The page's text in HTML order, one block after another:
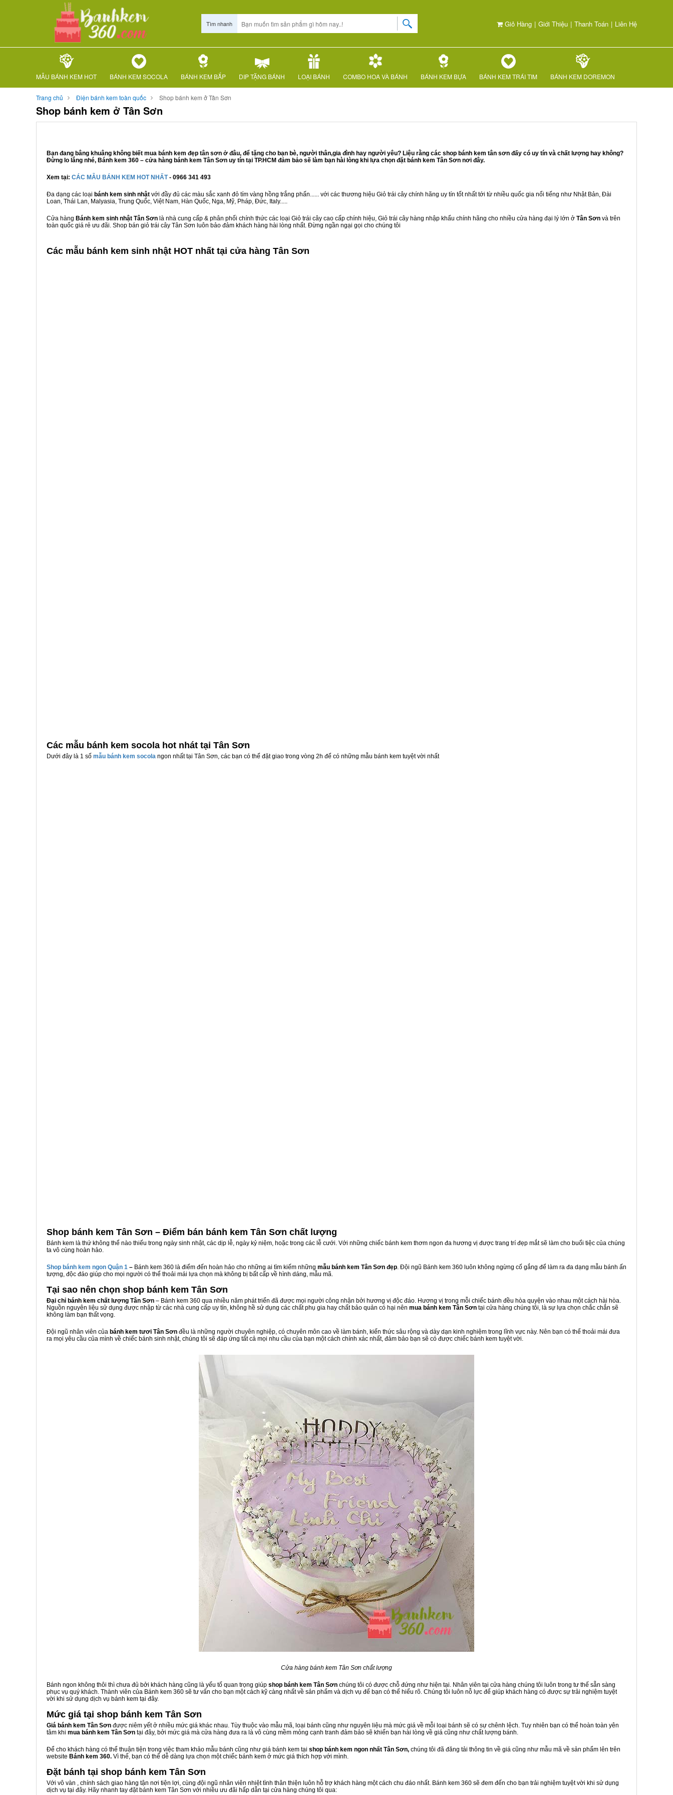
Giỏ Hàng | Giới Thiệu | Thanh Toán | Liên Hệ
Tìm nhanh
MẪU BÁNH KEM HOT BÁNH KEM SOCOLA BÁNH KEM BẮP DIP TẶNG BÁNH LOẠI BÁNH COMBO HOA VÀ BÁNH BÁNH KEM BỰA BÁNH KEM TRÁI TIM BÁNH KEM DOREMON
Trang chủ Điện bánh kem toàn quốc Shop bánh kem ở Tân Sơn
Shop bánh kem ở Tân Sơn
Bạn đang bâng khuâng không biết mua bánh kem đẹp tân sơn ở đâu, để tặng cho bạn bè, người thân,gia đình hay người yêu? Liệu rằng các shop bánh kem tân sơn đấy có uy tín và chất lượng hay không?
Đừng lo lắng nhé, Bánh kem 360 – cửa hàng bánh kem Tân Sơn uy tín tại TP.HCM đảm bảo sẽ làm bạn hài lòng khi lựa chọn đặt bánh kem Tân Sơn nơi đây.
Xem tại: CÁC MẪU BÁNH KEM HOT NHẤT- 0966 341 493
Đa dạng các loại bánh kem sinh nhật với đầy đủ các màu sắc xanh đỏ tím vàng hồng trắng phấn...... với các thương hiệu Giỏ trái cây chính hãng uy tín tốt nhất tới từ nhiều quốc gia nổi tiếng như Nhật Bản, Đài
Loan, Thái Lan, Malyasia, Trung Quốc, Việt Nam, Hàn Quốc, Nga, Mỹ, Pháp, Đức, Italy.....
Cửa hàng Bánh kem sinh nhật Tân Sơn là nhà cung cấp & phân phối chính thức các loại Giỏ trái cây cao cấp chính hiệu, Giỏ trái cây hàng nhập khẩu chính hãng cho nhiều cửa hàng đại lý lớn ở Tân Sơn và trên
toàn quốc giá rẻ ưu đãi. Shop bán giỏ trái cây Tân Sơn luôn bảo đảm khách hàng hài lòng nhất. Đừng ngần ngại gọi cho chúng tôi
Các mẫu bánh kem sinh nhật HOT nhất tại cửa hàng Tân Sơn
Các mẫu bánh kem socola hot nhát tại Tân Sơn
Dưới đây là 1 số mẫu bánh kem socola ngon nhất tại Tân Sơn, các bạn có thể đặt giao trong vòng 2h để có những mẫu bánh kem tuyệt vời nhất
Shop bánh kem Tân Sơn – Điểm bán bánh kem Tân Sơn chất lượng
Bánh kem là thứ không thể nào thiếu trong ngày sinh nhật, các dịp lễ, ngày kỷ niệm, hoặc trong các lễ cưới. Với những chiếc bánh kem thơm ngon đa hương vị được trang trí đẹp mắt sẽ làm cho buổi tiệc của chúng
ta vô cùng hoàn hảo.
Shop bánh kem ngon Quận 1 – Bánh kem 360 là điểm đến hoàn hảo cho những ai tìm kiếm những mẫu bánh kem Tân Sơn đẹp. Đội ngũ Bánh kem 360 luôn không ngừng cố gắng để làm ra đa dạng mẫu bánh ấn
tượng, độc đáo giúp cho mọi người có thể thoải mái lựa chọn mà không bị bất cấp về hình dáng, mẫu mã.
Tại sao nên chọn shop bánh kem Tân Sơn
Đại chỉ bánh kem chất lượng Tân Sơn – Bánh kem 360 qua nhiều năm phát triển đã được mọi người công nhận bởi hương vị độc đáo. Hương vị trong mỗi chiếc bánh đều hòa quyện vào nhau một cách hài hòa.
Nguồn nguyên liệu sử dụng được nhập từ các nhà cung cấp uy tín, không hề sử dụng các chất phụ gia hay chất bảo quản có hại nên mua bánh kem Tân Sơn tại cửa hàng chúng tôi, là sự lựa chọn chắc chắn sẽ
không làm bạn thất vọng.
Đội ngũ nhân viên của bánh kem tươi Tân Sơn đều là những người chuyên nghiệp, có chuyên môn cao về làm bánh, kiến thức sâu rộng và dày dạn kinh nghiệm trong lĩnh vực này. Nên bạn có thể thoải mái đưa
ra mọi yêu cầu của mình về chiếc bánh sinh nhật, chúng tôi sẽ đáp ứng tất cả mọi nhu cầu của bạn một cách chính xác nhất, đảm bảo bạn sẽ có được chiếc bánh kem tuyệt vời.
Cửa hàng bánh kem Tân Sơn chất lượng
Bánh ngon không thôi thì chưa đủ bởi khách hàng cũng là yếu tố quan trọng giúp shop bánh kem Tân Sơn chúng tôi có được chỗ đứng như hiện tại. Nhân viên tại cửa hàng chúng tôi luôn trong tư thế sẵn sàng
phục vụ quý khách. Thành viên của Bánh kem 360 sẽ tư vấn cho bạn một cách kỹ càng nhất về sản phẩm và dịch vụ để bạn có thể hiểu rõ. Chúng tôi luôn nỗ lực để giúp khách hàng có được sự trải nghiệm tuyệt
vời khi sử dụng dịch vụ bánh kem tại đây.
Mức giá tại shop bánh kem Tân Sơn
Giá bánh kem Tân Sơn được niêm yết ở nhiều mức giá khác nhau. Tùy thuộc vào mẫu mã, loại bánh cũng như nguyên liệu mà mức giá về mỗi loại bánh sẽ có sự chênh lệch. Tuy nhiên bạn có thể hoàn toàn yên
tâm khi mua bánh kem Tân Sơn tại đây, bởi mức giá mà cửa hàng đưa ra là vô cùng mềm mỏng cạnh tranh đảm bảo sẽ khiến bạn hài lòng về giá cũng như chất lượng bánh.
Để cho khách hàng có thể thuận tiện trong việc tham khảo mẫu bánh cũng như giá bánh kem tại shop bánh kem ngon nhất Tân Sơn, chúng tôi đã đăng tải thông tin về giá cũng như mẫu mã về sản phẩm lên trên
website Bánh kem 360. Vì thế, bạn có thể dễ dàng lựa chọn một chiếc bánh kem ở mức giá thích hợp với mình.
Đặt bánh tại shop bánh kem Tân Sơn
Với vô vàn , chính sách giao hàng tận nơi tiện lợi, cùng đội ngũ nhân viên nhiệt tình thân thiện luôn hỗ trợ khách hàng một cách chu đáo nhất. Bánh kem 360 sẽ đem đến cho bạn trải nghiệm tuyệt vời khi sử dụng
dịch vụ tại đây. Hãy nhanh tay đặt bánh kem Tân Sơn với nhiều ưu đãi hấp dẫn tại cửa hàng chúng tôi qua: